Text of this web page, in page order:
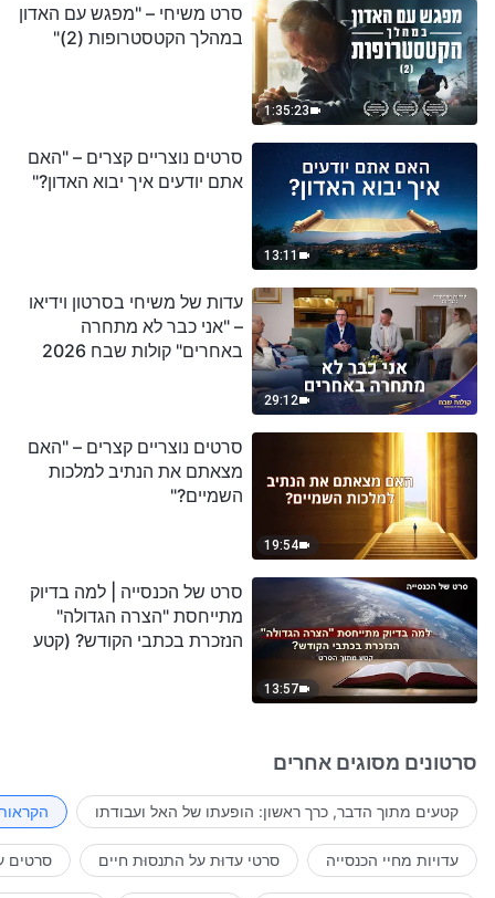
1:35:23
סרט משיחי – "מפגש עם האדון
במהלך הקטסטרופות (2)"
13:11
סרטים נוצריים קצרים – "האם
אתם יודעים איך יבוא האדון?"
29:12
עדות של משיחי בסרטון וידיאו
– "אני כבר לא מתחרה
באחרים" קולות שבח 2026
19:54
סרטים נוצריים קצרים – "האם
מצאתם את הנתיב למלכות
השמיים?"
13:57
סרט של הכנסייה | למה בדיוק
מתייחסת "הצרה הגדולה"
הנזכרת בכתבי הקודש? (קטע
סרטונים מסוגים אחרים
קטעים מתוך הדבר, כרך ראשון: הופעתו של האל ועבודתו
עדויות מחיי הכנסייה סרטי עדוּת על התנסוּת חיים סרטים